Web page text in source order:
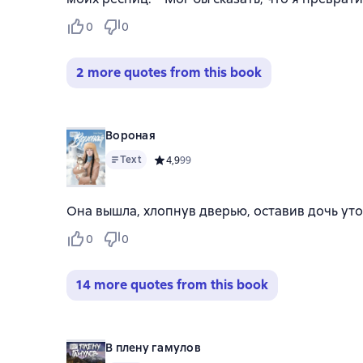
0 0
2 more quotes from this book
Вороная
Text Средний рейтинг 4,9 на основе 99 оценок
4,999
Она вышла, хлопнув дверью, оставив дочь
0 0
14 more quotes from this book
В плену гамулов